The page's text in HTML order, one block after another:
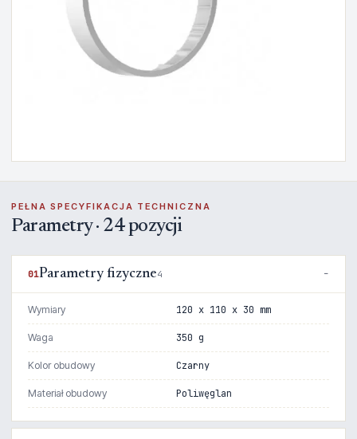
PEŁNA SPECYFIKACJA TECHNICZNA
Parametry · 24 pozycji
01Parametry fizyczne4
Wymiary 120 x 110 x 30 mm
Waga 350 g
Kolor obudowy Czarny
Materiał obudowy Poliwęglan